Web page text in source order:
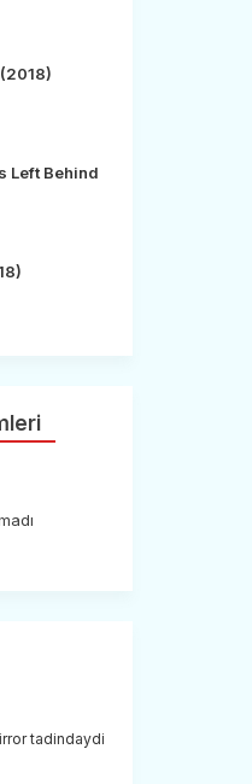
Left Behind
tadindaydi